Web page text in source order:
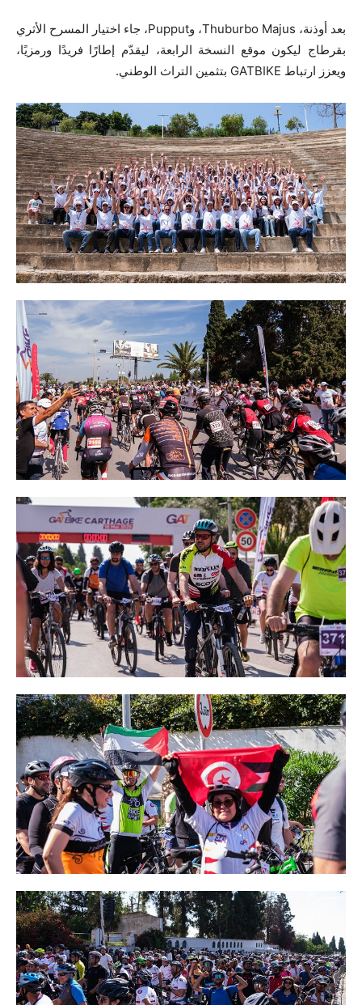
بعد أوذنة، Thuburbo Majus، وPupput، جاء اختيار المسرح الأثري
بقرطاج ليكون موقع النسخة الرابعة، ليقدّم إطارًا فريدًا ورمزيًا،
ويعزز ارتباط GATBIKE بتثمين التراث الوطني.